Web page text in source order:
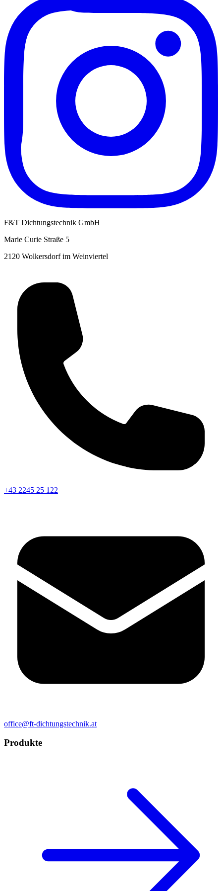
F&T Dichtungstechnik GmbH
Marie Curie Straße 5
2120 Wolkersdorf im Weinviertel
+43 2245 25 122
office@ft-dichtungstechnik.at
Produkte